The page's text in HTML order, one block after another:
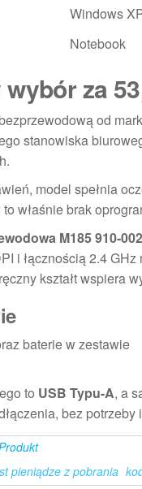
Windows
Notebook
za
od
stanowiska
model spełnia
właśnie brak
M185 910-
i łącznością 2.4
kształt wspiera
baterie w zestawie
to USB Typu-A, a
bez
pieniądze z pobrania